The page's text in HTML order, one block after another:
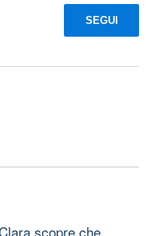
SEGUI
scopre che